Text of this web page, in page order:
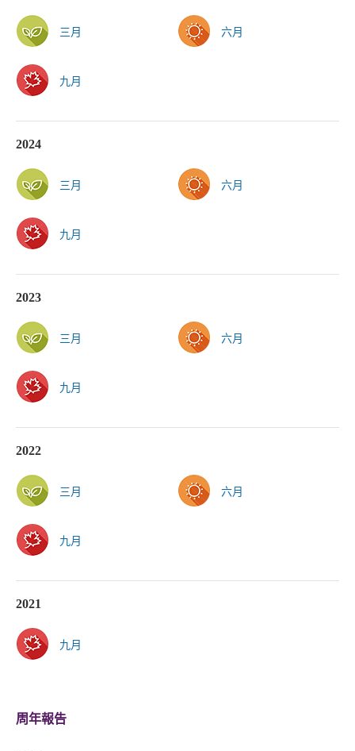
三月 六月
九月
2024
三月 六月
九月
2023
三月 六月
九月
2022
三月 六月
九月
2021
九月
周年報告